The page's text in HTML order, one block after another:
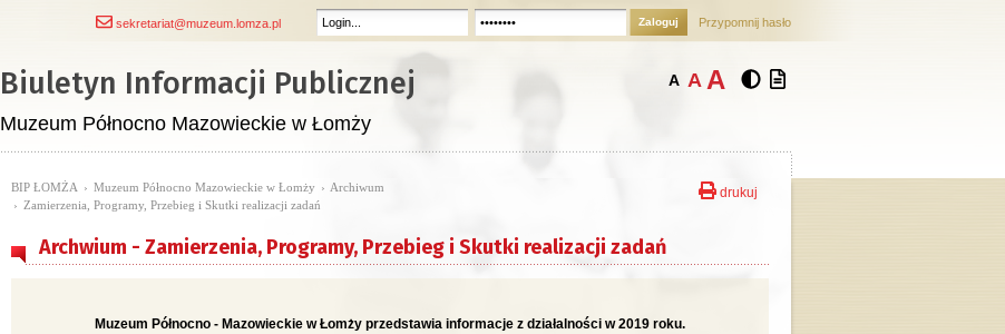
sekretariat@muzeum.lomza.pl Zaloguj Przypomnij hasło
A A A
Biuletyn Informacji Publicznej
Muzeum Północno Mazowieckie w Łomży
drukuj
BIP ŁOMŻA › Muzeum Północno Mazowieckie w Łomży › Archiwum
› Zamierzenia, Programy, Przebieg i Skutki realizacji zadań
Archwium - Zamierzenia, Programy, Przebieg i Skutki realizacji zadań
Muzeum Północno - Mazowieckie w Łomży przedstawia informacje z działalności w 2019 roku.